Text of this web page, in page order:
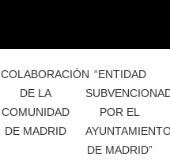
COLABORACIÓN
DE LA
COMUNIDAD
DE MADRID
“ENTIDAD
POR EL
DE MADRID”